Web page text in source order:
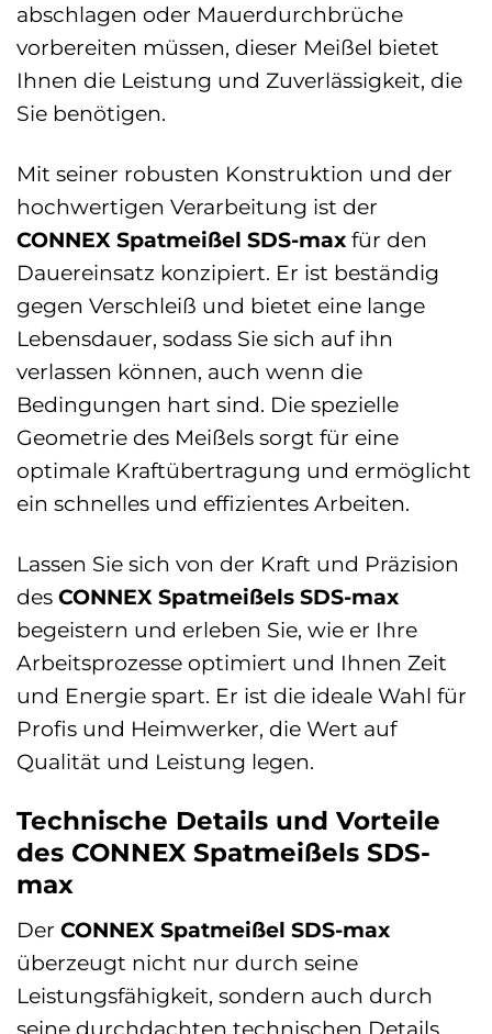
abschlagen oder Mauerdurchbrüche
vorbereiten müssen, dieser Meißel bietet
Ihnen die Leistung und Zuverlässigkeit, die
Sie benötigen.
Mit seiner robusten Konstruktion und der
hochwertigen Verarbeitung ist der
CONNEX Spatmeißel SDS-max für den
Dauereinsatz konzipiert. Er ist beständig
gegen Verschleiß und bietet eine lange
Lebensdauer, sodass Sie sich auf ihn
verlassen können, auch wenn die
Bedingungen hart sind. Die spezielle
Geometrie des Meißels sorgt für eine
optimale Kraftübertragung und ermöglicht
ein schnelles und effizientes Arbeiten.
Lassen Sie sich von der Kraft und Präzision
des CONNEX Spatmeißels SDS-max
begeistern und erleben Sie, wie er Ihre
Arbeitsprozesse optimiert und Ihnen Zeit
und Energie spart. Er ist die ideale Wahl für
Profis und Heimwerker, die Wert auf
Qualität und Leistung legen.
Technische Details und Vorteile
des CONNEX Spatmeißels SDS-
max
Der CONNEX Spatmeißel SDS-max
überzeugt nicht nur durch seine
Leistungsfähigkeit, sondern auch durch